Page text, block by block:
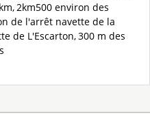
2km500 environ des
de l'arrêt navette de la
de L'Escarton 300 m des